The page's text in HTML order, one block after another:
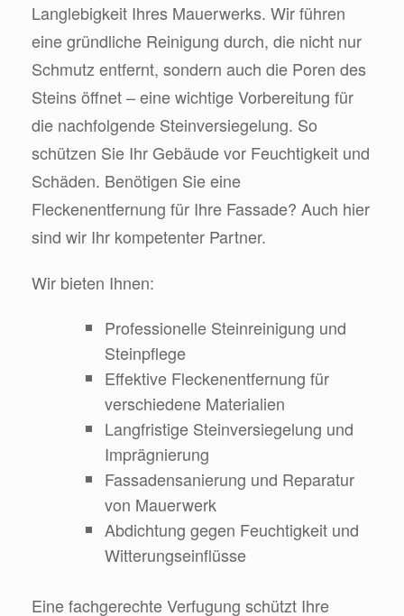
Langlebigkeit Ihres Mauerwerks. Wir führen
eine gründliche Reinigung durch, die nicht nur
Schmutz entfernt, sondern auch die Poren des
Steins öffnet – eine wichtige Vorbereitung für
die nachfolgende Steinversiegelung. So
schützen Sie Ihr Gebäude vor Feuchtigkeit und
Schäden. Benötigen Sie eine
Fleckenentfernung für Ihre Fassade? Auch hier
sind wir Ihr kompetenter Partner.
Wir bieten Ihnen:
Professionelle Steinreinigung und
Steinpflege
Effektive Fleckenentfernung für
verschiedene Materialien
Langfristige Steinversiegelung und
Imprägnierung
Fassadensanierung und Reparatur
von Mauerwerk
Abdichtung gegen Feuchtigkeit und
Witterungseinflüsse
Eine fachgerechte Verfugung schützt Ihre